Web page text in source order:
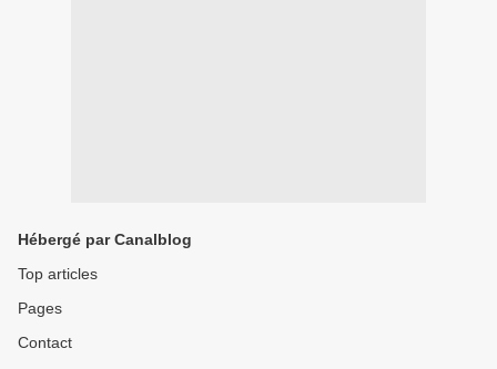
Hébergé par Canalblog
Top articles
Pages
Contact